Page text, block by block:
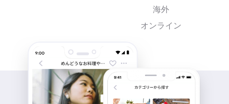
海外
オンライン